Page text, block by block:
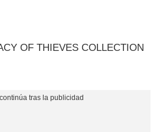
OF THIEVES COLLECTION